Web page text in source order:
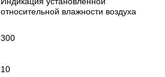
относительной влажности воздуха
300
10